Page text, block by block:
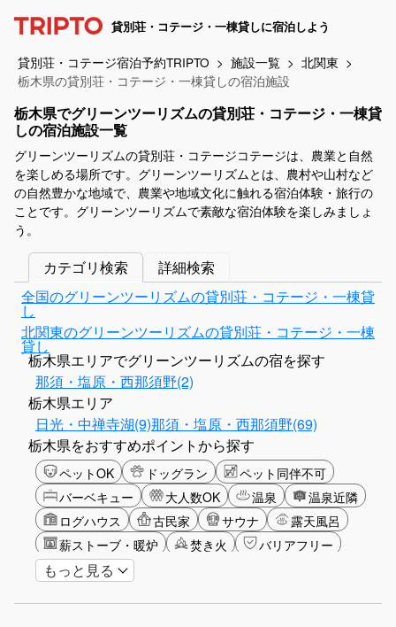
貸別荘・コテージ・一棟貸しに宿泊しよう
貸別荘・コテージ宿泊予約TRIPTO 施設一覧
北関東
栃木県の貸別荘・コテージ・一棟貸しの宿泊施設
栃木県でグリーンツーリズムの貸別荘・コテージ・一棟貸
しの宿泊施設一覧
グリーンツーリズムの貸別荘・コテージコテージは、農業と自然
を楽しめる場所です。グリーンツーリズムとは、農村や山村など
の自然豊かな地域で、農業や地域文化に触れる宿泊体験・旅行の
ことです。グリーンツーリズムで素敵な宿泊体験を楽しみましょ
う。
カテゴリ検索
詳細検索
全国のグリーンツーリズムの貸別荘・コテージ・一棟貸
し
北関東のグリーンツーリズムの貸別荘・コテージ・一棟
貸し
栃木県エリアでグリーンツーリズムの宿を探す
那須・塩原・西那須野(2)
栃木県エリア
日光・中禅寺湖(9)那須・塩原・西那須野(69)
栃木県をおすすめポイントから探す
ペットOK ドッグラン
ペット同伴不可
バーベキュー
大人数OK 温泉
温泉近隣
ログハウス
古民家 サウナ
露天風呂
薪ストーブ・暖炉
焚き火
バリアフリー
カップル
もっと見る